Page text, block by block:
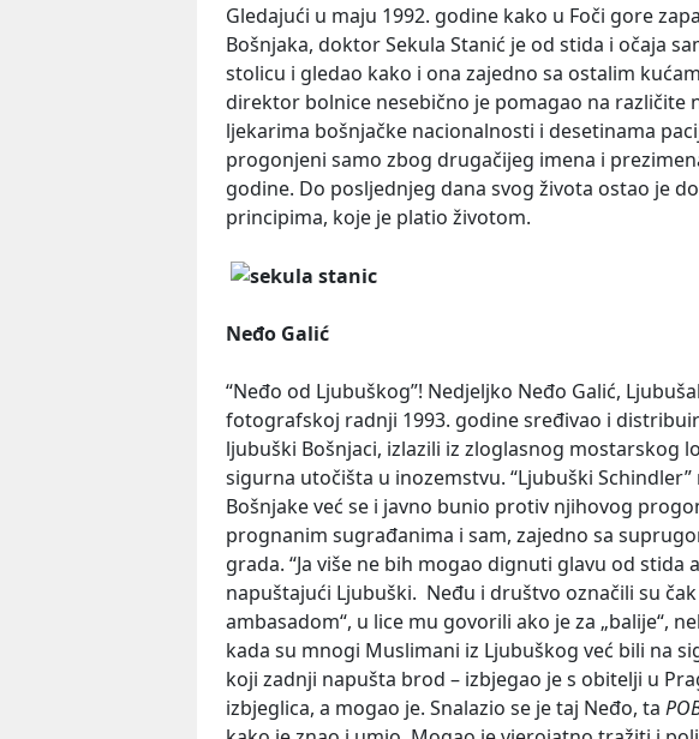
Gledajući u maju 1992. godine kako u Foči gore
Bošnjaka, doktor Sekula Stanić je od stida i očaja
stolicu i gledao kako i ona zajedno sa ostalim
direktor bolnice nesebično je pomagao na različite
ljekarima bošnjačke nacionalnosti i desetinama
progonjeni samo zbog drugačijeg imena i
godine. Do posljednjeg dana svog života ostao je
principima, koje je platio životom.
Neđo Galić
“Neđo od Ljubuškog”! Nedjeljko Neđo Galić,
fotografskoj radnji 1993. godine sređivao i
ljubuški Bošnjaci, izlazili iz zloglasnog mostarskog
sigurna utočišta u inozemstvu. “Ljubuški
Bošnjake već se i javno bunio protiv njihovog
prognanim sugrađanima i sam, zajedno sa
grada. “Ja više ne bih mogao dignuti glavu od stida
napuštajući Ljubuški. Neđu i društvo označili su
ambasadom“, u lice mu govorili ako je za „balije“,
kada su mnogi Muslimani iz Ljubuškog već bili na
koji zadnji napušta brod – izbjegao je s obitelji u
izbjeglica, a mogao je. Snalazio se je taj Neđo, ta